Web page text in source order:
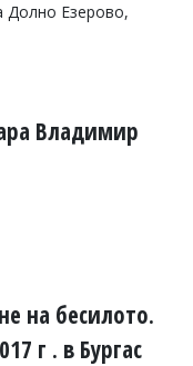
Долно Езерово,
Владимир
на бесилото.
г . в Бургас